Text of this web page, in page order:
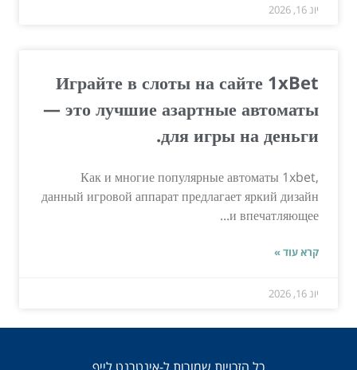
יונ 16, 2026
Играйте в слоты на сайте 1xBet
— это лучшие азартные автоматы
для игры на деньги.
Как и многие популярные автоматы 1xbet,
данный игровой аппарат предлагает яркий дизайн
и впечатляющее...
קרא עוד »
יונ 16, 2026